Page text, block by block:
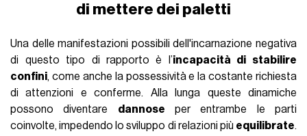
di mettere dei paletti
Una delle manifestazioni possibili dell'incarnazione negativa
di questo tipo di rapporto è l’incapacità di stabilire
confini, come anche la possessività e la costante richiesta
di attenzioni e conferme. Alla lunga queste dinamiche
possono diventare dannose per entrambe le parti
coinvolte, impedendo lo sviluppo di relazioni più equilibrate.